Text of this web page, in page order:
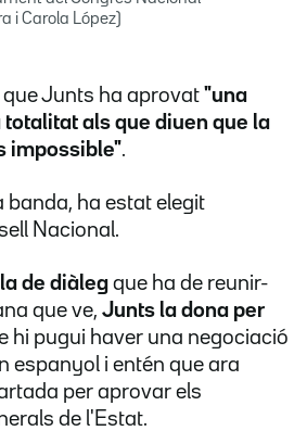
i Carola López)
Junts ha aprovat "una
totalitat als que diuen que la
impossible".
banda, ha estat elegit
Nacional.
de diàleg que ha de reunir-
que ve, Junts la dona per
hi pugui haver una negociació
espanyol i entén que ara
per aprovar els
de l'Estat.